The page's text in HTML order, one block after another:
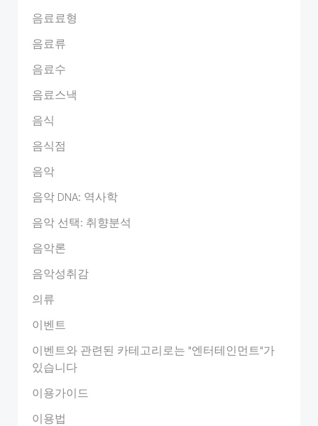
음료료형
음료류
음료수
음료스낵
음식
음식점
음악
음악 DNA: 역사학
음악 선택: 취향분석
음악론
음악성취감
의류
이벤트
이벤트와 관련된 카테고리로는 "엔터테인먼트"가
있습니다
이용가이드
이용법